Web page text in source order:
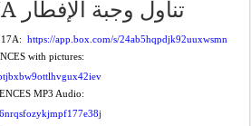
تناول وجبة الإفطار
https://app.box.com/s/24ab5hqpdjk92uuxwsmn
with pictures:
MP3 Audio: